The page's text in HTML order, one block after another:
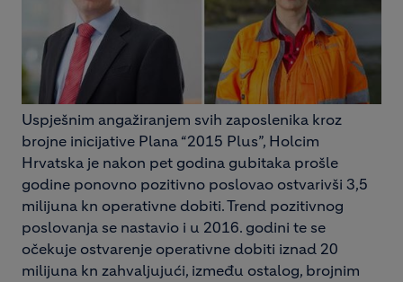
Uspješnim angažiranjem svih zaposlenika kroz
brojne inicijative Plana “2015 Plus”, Holcim
Hrvatska je nakon pet godina gubitaka prošle
godine ponovno pozitivno poslovao ostvarivši 3,5
milijuna kn operativne dobiti. Trend pozitivnog
poslovanja se nastavio i u 2016. godini te se
očekuje ostvarenje operativne dobiti iznad 20
milijuna kn zahvaljujući, između ostalog, brojnim